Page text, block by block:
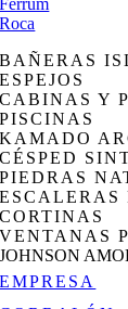
Ferrum
Roca
BAÑERAS
ESPEJOS
CABINAS Y
PISCINAS
KAMADO
CÉSPED
PIEDRAS
CORTINAS
VENTANAS
JOHNSON
EMPRESA